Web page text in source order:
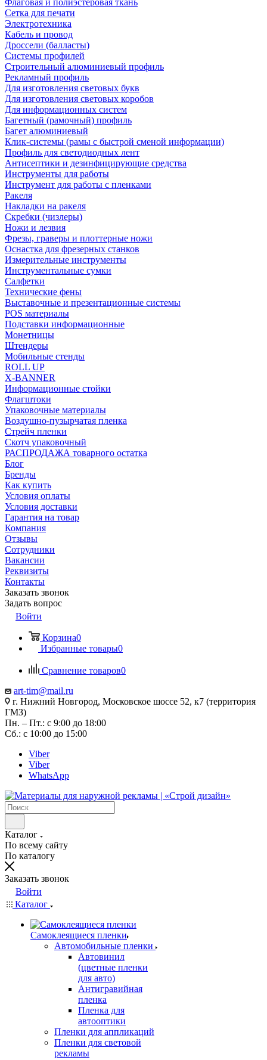
Флаговая и полиэстеровая ткань
Сетка для печати
Электротехника
Кабель и провод
Дроссели (балласты)
Системы профилей
Строительный алюминиевый профиль
Рекламный профиль
Для изготовления световых букв
Для изготовления световых коробов
Для информационных систем
Багетный (рамочный) профиль
Багет алюминиевый
Клик-системы (рамы с быстрой сменой информации)
Профиль для светодиодных лент
Антисептики и дезинфицирующие средства
Инструменты для работы
Инструмент для работы с пленками
Ракеля
Накладки на ракеля
Скребки (чизлеры)
Ножи и лезвия
Фрезы, граверы и плоттерные ножи
Оснастка для фрезерных станков
Измерительные инструменты
Инструментальные сумки
Салфетки
Технические фены
Выставочные и презентационные системы
POS материалы
Подставки информационные
Монетницы
Штендеры
Мобильные стенды
ROLL UP
X-BANNER
Информационные стойки
Флагштоки
Упаковочные материалы
Воздушно-пузырчатая пленка
Стрейч пленки
Скотч упаковочный
РАСПРОДАЖА товарного остатка
Блог
Бренды
Как купить
Условия оплаты
Условия доставки
Гарантия на товар
Компания
Отзывы
Сотрудники
Вакансии
Реквизиты
Контакты
Заказать звонок
Задать вопрос
Войти
Корзина0
Избранные товары0
Сравнение товаров0
art-tim@mail.ru
г. Нижний Новгород, Московское шоссе 52, к7 (территория
ГМЗ)
Пн. – Пт.: с 9:00 до 18:00
Сб.: с 10:00 до 15:00
Viber
Viber
WhatsApp
Каталог
По всему сайту
По каталогу
Заказать звонок
Войти
Каталог
Самоклеящиеся пленки
Автомобильные пленки
Автовинил
(цветные пленки
для авто)
Антигравийная
пленка
Пленка для
автооптики
Пленки для аппликаций
Пленки для световой
рекламы